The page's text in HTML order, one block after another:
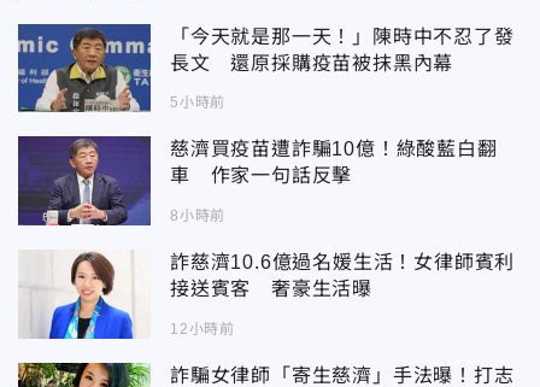
「今天就是那一天！」陳時中不忍了發
長文 還原採購疫苗被抹黑內幕
5小時前
慈濟買疫苗遭詐騙10億！綠酸藍白翻
車 作家一句話反擊
8小時前
詐慈濟10.6億過名媛生活！女律師賓利
接送賓客 奢豪生活曝
12小時前
詐騙女律師「寄生慈濟」手法曝！打志